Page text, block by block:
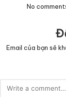
No
Email của bạn sẽ